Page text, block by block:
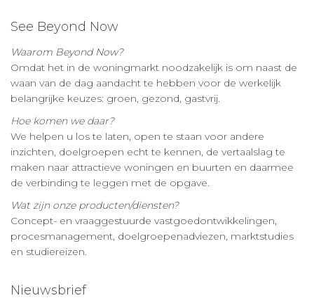
See Beyond Now
Waarom Beyond Now?
Omdat het in de woningmarkt noodzakelijk is om naast de
waan van de dag aandacht te hebben voor de werkelijk
belangrijke keuzes: groen, gezond, gastvrij.
Hoe komen we daar?
We helpen u los te laten, open te staan voor andere
inzichten, doelgroepen echt te kennen, de vertaalslag te
maken naar attractieve woningen en buurten en daarmee
de verbinding te leggen met de opgave.
Wat zijn onze producten/diensten?
Concept- en vraaggestuurde vastgoedontwikkelingen,
procesmanagement, doelgroepenadviezen, marktstudies
en studiereizen.
Nieuwsbrief